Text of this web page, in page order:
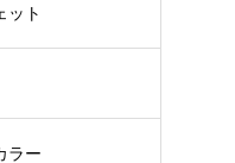
ット
ラー